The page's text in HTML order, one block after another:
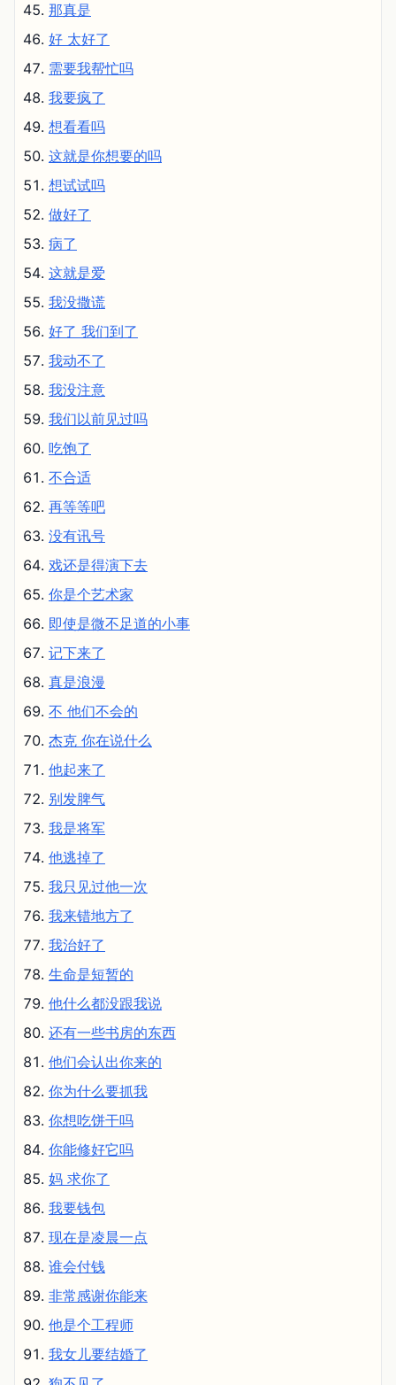
那真是
好 太好了
需要我帮忙吗
我要疯了
想看看吗
这就是你想要的吗
想试试吗
做好了
病了
这就是爱
我没撒谎
好了 我们到了
我动不了
我没注意
我们以前见过吗
吃饱了
不合适
再等等吧
没有讯号
戏还是得演下去
你是个艺术家
即使是微不足道的小事
记下来了
真是浪漫
不 他们不会的
杰克 你在说什么
他起来了
别发脾气
我是将军
他逃掉了
我只见过他一次
我来错地方了
我治好了
生命是短暂的
他什么都没跟我说
还有一些书房的东西
他们会认出你来的
你为什么要抓我
你想吃饼干吗
你能修好它吗
妈 求你了
我要钱包
现在是凌晨一点
谁会付钱
非常感谢你能来
他是个工程师
我女儿要结婚了